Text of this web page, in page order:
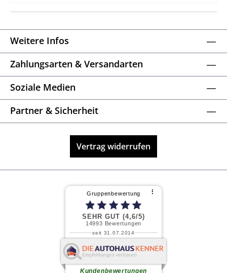
Weitere Infos
Zahlungsarten & Versandarten
Soziale Medien
Partner & Sicherheit
Vertrag widerrufen